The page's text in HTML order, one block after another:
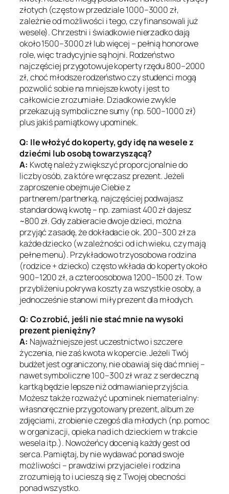
złotych (często w przedziale 1000–3000 zł,
zależnie od możliwości i tego, czy finansowali już
wesele). Chrzestni i świadkowie nierzadko dają
około 1500–3000 zł lub więcej – pełnią honorowe
role, więc tradycyjnie są hojni. Rodzeństwo
najczęściej przygotowuje koperty rzędu 800–2000
zł, choć młodsze rodzeństwo czy studenci mogą
pozwolić sobie na mniejsze kwoty i jest to
całkowicie zrozumiałe. Dziadkowie zwykle
przekazują symboliczne sumy (np. 500–1000 zł)
plus jakiś pamiątkowy upominek.
Q: Ile włożyć do koperty, gdy idę na wesele z
dziećmi lub osobą towarzyszącą?
A: Kwotę należy zwiększyć proporcjonalnie do
liczby osób, za które wręczasz prezent. Jeżeli
zaproszenie obejmuje Ciebie z
partnerem/partnerką, najczęściej podwajasz
standardową kwotę – np. zamiast 400 zł dajesz
~800 zł. Gdy zabieracie dwoje dzieci, można
przyjąć zasadę, że dokładacie ok. 200–300 zł za
każde dziecko (w zależności od ich wieku, czy mają
pełne menu). Przykładowo trzyosobowa rodzina
(rodzice + dziecko) często wkłada do koperty około
900–1200 zł, a czteroosobowa 1200–1500 zł. To w
przybliżeniu pokrywa koszty za wszystkie osoby, a
jednocześnie stanowi miły prezent dla młodych.
Q: Co zrobić, jeśli nie stać mnie na wysoki
prezent pieniężny?
A: Najważniejsze jest uczestnictwo i szczere
życzenia, nie zaś kwota w kopercie. Jeżeli Twój
budżet jest ograniczony, nie obawiaj się dać mniej –
nawet symboliczne 100–300 zł wraz z serdeczną
kartką będzie lepsze niż odmawianie przyjścia.
Możesz także rozważyć upominek niematerialny:
własnoręcznie przygotowany prezent, album ze
zdjęciami, zrobienie czegoś dla młodych (np. pomoc
w organizacji, opieka nad ich dzieckiem w trakcie
wesela itp.). Nowożeńcy docenią każdy gest od
serca. Pamiętaj, by nie wydawać ponad swoje
możliwości – prawdziwi przyjaciele i rodzina
zrozumieją to i ucieszą się z Twojej obecności
ponad wszystko.